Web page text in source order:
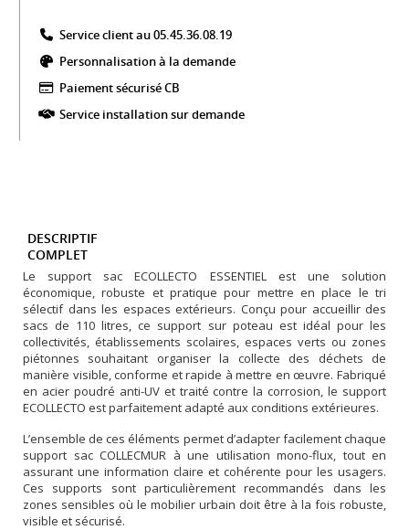
Service client au 05.45.36.08.19​
Personnalisation à la demande
Paiement sécurisé CB​
Service installation sur demande
DESCRIPTIF
COMPLET
Le support sac ECOLLECTO ESSENTIEL est une solution
économique, robuste et pratique pour mettre en place le tri
sélectif dans les espaces extérieurs. Conçu pour accueillir des
sacs de 110 litres, ce support sur poteau est idéal pour les
collectivités, établissements scolaires, espaces verts ou zones
piétonnes souhaitant organiser la collecte des déchets de
manière visible, conforme et rapide à mettre en œuvre. Fabriqué
en acier poudré anti-UV et traité contre la corrosion, le support
ECOLLECTO est parfaitement adapté aux conditions extérieures.
L’ensemble de ces éléments permet d’adapter facilement chaque
support sac COLLECMUR à une utilisation mono-flux, tout en
assurant une information claire et cohérente pour les usagers.
Ces supports sont particulièrement recommandés dans les
zones sensibles où le mobilier urbain doit être à la fois robuste,
visible et sécurisé.